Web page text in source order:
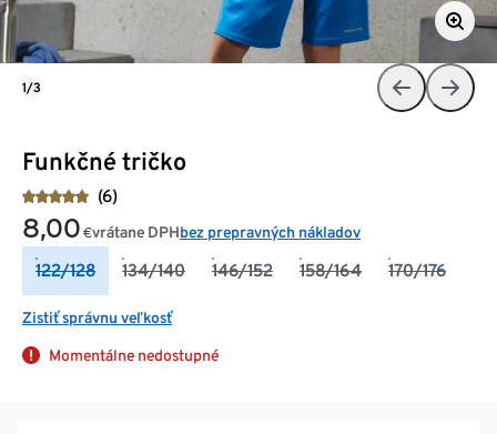
Funkčné tričko
(6)
8,00 €vrátane DPHbez prepravných nákladov
122/128 134/140 146/152 158/164 170/176
Zistiť správnu veľkosť
Momentálne nedostupné
1/3